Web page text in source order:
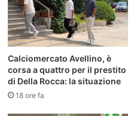
Calciomercato Avellino, è
corsa a quattro per il prestito
di Della Rocca: la situazione
18 ore fa